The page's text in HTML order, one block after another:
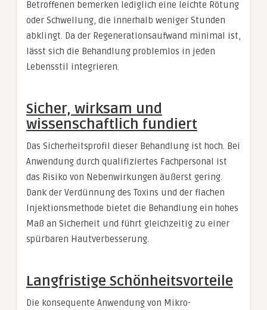
Betroffenen bemerken lediglich eine leichte Rötung
oder Schwellung, die innerhalb weniger Stunden
abklingt. Da der Regenerationsaufwand minimal ist,
lässt sich die Behandlung problemlos in jeden
Lebensstil integrieren.
Sicher, wirksam und
wissenschaftlich fundiert
Das Sicherheitsprofil dieser Behandlung ist hoch. Bei
Anwendung durch qualifiziertes Fachpersonal ist
das Risiko von Nebenwirkungen äußerst gering.
Dank der Verdünnung des Toxins und der flachen
Injektionsmethode bietet die Behandlung ein hohes
Maß an Sicherheit und führt gleichzeitig zu einer
spürbaren Hautverbesserung.
Langfristige Schönheitsvorteile
Die konsequente Anwendung von Mikro-